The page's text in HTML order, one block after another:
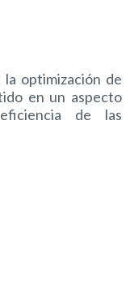
optimización de
en un aspecto
de las